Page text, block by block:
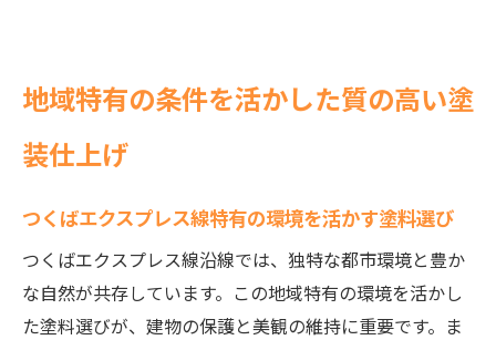
地域特有の条件を活かした質の高い塗
装仕上げ
つくばエクスプレス線特有の環境を活かす塗料選び
つくばエクスプレス線沿線では、独特な都市環境と豊か
な自然が共存しています。この地域特有の環境を活かし
た塗料選びが、建物の保護と美観の維持に重要です。ま